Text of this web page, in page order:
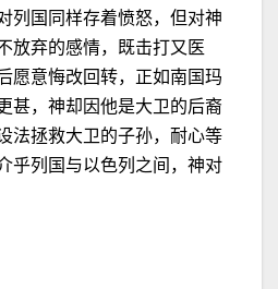
列国同样存着愤怒，但对神
放弃的感情，既击打又医
愿意悔改回转，正如南国玛
甚，神却因他是大卫的后裔
法拯救大卫的子孙，耐心等
乎列国与以色列之间，神对